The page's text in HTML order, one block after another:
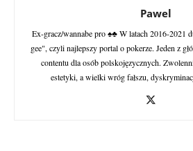
Pawel
Ex-gracz/wannabe pro ♠♣ W latach 2016-2021
gee", czyli najlepszy portal o pokerze. Jeden z
contentu dla osób polskojęzycznych.
estetyki, a wielki wróg fałszu,